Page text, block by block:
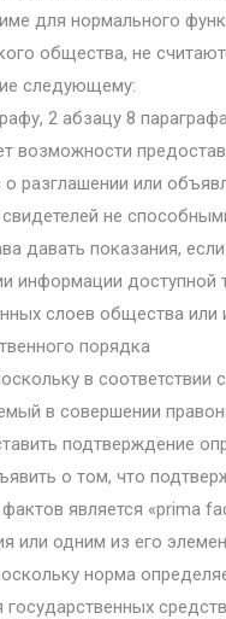
для нормального
общества, не
следующему:
2 абзацу 8
возможности
о разглашении или
не
давать показания,
информации доступной
слоев общества или
порядка
в соответствии
в совершении
подтверждение
о том, что
является «prima
или одним из его
норма
государственных